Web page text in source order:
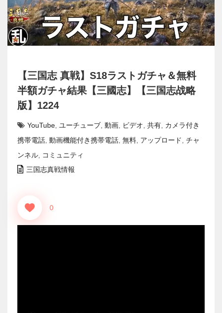
【三国志 真戦】S18ラストガチャ＆無料
半額ガチャ結果【三國志】【三国志战略
版】1224
YouTube ユーチューブ 動画 ビデオ 共有 カメラ付き
携帯電話 動画機能付き携帯電話 無料 アップロード
チャ
ンネル
コミュニティ
三国志真戦情報
0